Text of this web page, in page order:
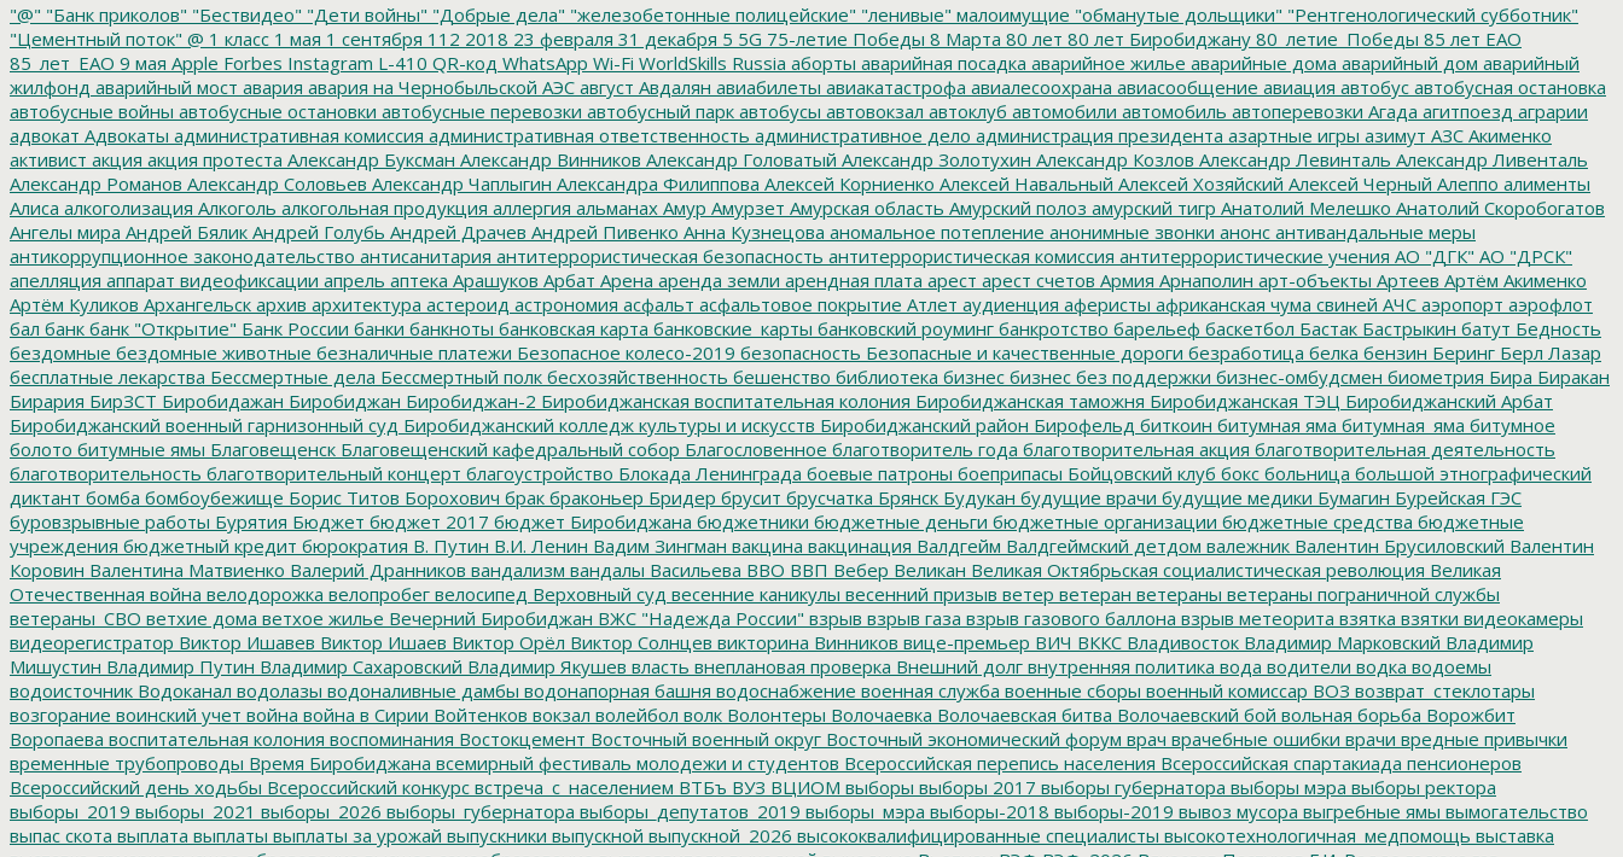
"@" "Банк приколов" "Бествидео" "Дети войны" "Добрые дела" "железобетонные полицейские" "ленивые" малоимущие "обманутые дольщики" "Рентгенологический субботник"
"Цементный поток" @ 1 класс 1 мая 1 сентября 112 2018 23 февраля 31 декабря 5 5G 75-летие Победы 8 Марта 80 лет 80 лет Биробиджану 80_летие_Победы 85 лет ЕАО
85_лет_ЕАО 9 мая Apple Forbes Instagram L-410 QR-код WhatsApp Wi-Fi WorldSkills Russia аборты аварийная посадка аварийное жилье аварийные дома аварийный дом аварийный
жилфонд аварийный мост авария авария на Чернобыльской АЭС август Авдалян авиабилеты авиакатастрофа авиалесоохрана авиасообщение авиация автобус автобусная остановка
автобусные войны автобусные остановки автобусные перевозки автобусный парк автобусы автовокзал автоклуб автомобили автомобиль автоперевозки Агада агитпоезд аграрии
адвокат Адвокаты административная комиссия административная ответственность административное дело администрация президента азартные игры азимут АЗС Акименко
активист акция акция протеста Александр Буксман Александр Винников Александр Головатый Александр Золотухин Александр Козлов Александр Левинталь Александр Ливенталь
Александр Романов Александр Соловьев Александр Чаплыгин Александра Филиппова Алексей Корниенко Алексей Навальный Алексей Хозяйский Алексей Черный Алеппо алименты
Алиса алкоголизация Алкоголь алкогольная продукция аллергия альманах Амур Амурзет Амурская область Амурский полоз амурский тигр Анатолий Мелешко Анатолий Скоробогатов
Ангелы мира Андрей Бялик Андрей Голубь Андрей Драчев Андрей Пивенко Анна Кузнецова аномальное потепление анонимные звонки анонс антивандальные меры
антикоррупционное законодательство антисанитария антитеррористическая безопасность антитеррористическая комиссия антитеррористические учения АО "ДГК" АО "ДРСК"
апелляция аппарат видеофиксации апрель аптека Арашуков Арбат Арена аренда земли арендная плата арест арест счетов Армия Арнаполин арт-объекты Артеев Артём Акименко
Артём Куликов Архангельск архив архитектура астероид астрономия асфальт асфальтовое покрытие Атлет аудиенция аферисты африканская чума свиней АЧС аэропорт аэрофлот
бал банк банк "Открытие" Банк России банки банкноты банковская карта банковские_карты банковский роуминг банкротство барельеф баскетбол Бастак Бастрыкин батут Бедность
бездомные бездомные животные безналичные платежи Безопасное колесо-2019 безопасность Безопасные и качественные дороги безработица белка бензин Беринг Берл Лазар
бесплатные лекарства Бессмертные дела Бессмертный полк бесхозяйственность бешенство библиотека бизнес бизнес без поддержки бизнес-омбудсмен биометрия Бира Биракан
Бирария БирЗСТ Биробидажан Биробиджан Биробиджан-2 Биробиджанская воспитательная колония Биробиджанская таможня Биробиджанская ТЭЦ Биробиджанский Арбат
Биробиджанский военный гарнизонный суд Биробиджанский колледж культуры и искусств Биробиджанский район Бирофельд биткоин битумная яма битумная_яма битумное
болото битумные ямы Благовещенск Благовещенский кафедральный собор Благословенное благотворитель года благотворительная акция благотворительная деятельность
благотворительность благотворительный концерт благоустройство Блокада Ленинграда боевые патроны боеприпасы Бойцовский клуб бокс больница большой этнографический
диктант бомба бомбоубежище Борис Титов Борохович брак браконьер Бридер брусит брусчатка Брянск Будукан будущие врачи будущие медики Бумагин Бурейская ГЭС
буровзрывные работы Бурятия Бюджет бюджет 2017 бюджет Биробиджана бюджетники бюджетные деньги бюджетные организации бюджетные средства бюджетные
учреждения бюджетный кредит бюрократия В. Путин В.И. Ленин Вадим Зингман вакцина вакцинация Валдгейм Валдгеймский детдом валежник Валентин Брусиловский Валентин
Коровин Валентина Матвиенко Валерий Дранников вандализм вандалы Васильева ВВО ВВП Вебер Великан Великая Октябрьская социалистическая революция Великая
Отечественная война велодорожка велопробег велосипед Верховный суд весенние каникулы весенний призыв ветер ветеран ветераны ветераны пограничной службы
ветераны_СВО ветхие дома ветхое жилье Вечерний Биробиджан ВЖС "Надежда России" взрыв взрыв газа взрыв газового баллона взрыв метеорита взятка взятки видеокамеры
видеорегистратор Виктор Ишавев Виктор Ишаев Виктор Орёл Виктор Солнцев викторина Винников вице-премьер ВИЧ ВККС Владивосток Владимир Марковский Владимир
Мишустин Владимир Путин Владимир Сахаровский Владимир Якушев власть внеплановая проверка Внешний долг внутренняя политика вода водители водка водоемы
водоисточник Водоканал водолазы водоналивные дамбы водонапорная башня водоснабжение военная служба военные сборы военный комиссар ВОЗ возврат_стеклотары
возгорание воинский учет война война в Сирии Войтенков вокзал волейбол волк Волонтеры Волочаевка Волочаевская битва Волочаевский бой вольная борьба Ворожбит
Воропаева воспитательная колония воспоминания Востокцемент Восточный военный округ Восточный экономический форум врач врачебные ошибки врачи вредные привычки
временные трубопроводы Время Биробиджана всемирный фестиваль молодежи и студентов Всероссийская перепись населения Всероссийская спартакиада пенсионеров
Всероссийский день ходьбы Всероссийский конкурс встреча_с_населением ВТБъ ВУЗ ВЦИОМ выборы выборы 2017 выборы губернатора выборы мэра выборы ректора
выборы_2019 выборы_2021 выборы_2026 выборы_губернатора выборы_депутатов_2019 выборы_мэра выборы-2018 выборы-2019 вывоз мусора выгребные ямы вымогательство
выпас скота выплата выплаты выплаты за урожай выпускники выпускной выпускной_2026 высококвалифицированные специалисты высокотехнологичная_медпомощь выставка